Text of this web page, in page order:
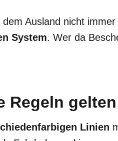
Ausland nicht immer
System. Wer da
Regeln gelten
Linien